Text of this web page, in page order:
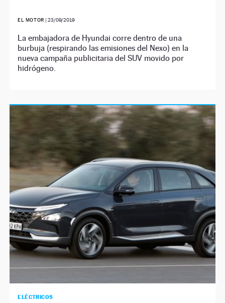
EL MOTOR | 23/09/2019
La embajadora de Hyundai corre dentro de una
burbuja (respirando las emisiones del Nexo) en la
nueva campaña publicitaria del SUV movido por
hidrógeno.
ELÉCTRICOS